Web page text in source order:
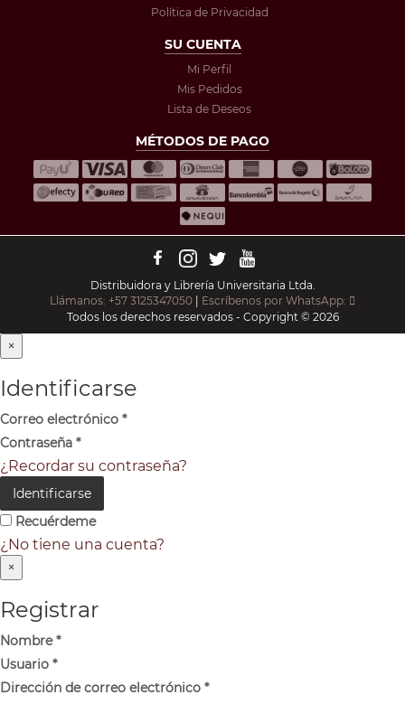
Política de Privacidad
SU CUENTA
Mi Perfil
Mis Pedidos
Lista de Deseos
MÉTODOS DE PAGO
Distribuidora y Librería Universitaria Ltda.
Llámanos: +57 3125347050 | Escríbenos por WhatsApp:
Todos los derechos reservados - Copyright © 2026
×
Identificarse
Correo electrónico *
Contraseña *
¿Recordar su contraseña?
Identificarse
Recuérdeme
¿No tiene una cuenta?
×
Registrar
Nombre*
Usuario *
Dirección de correo electrónico *